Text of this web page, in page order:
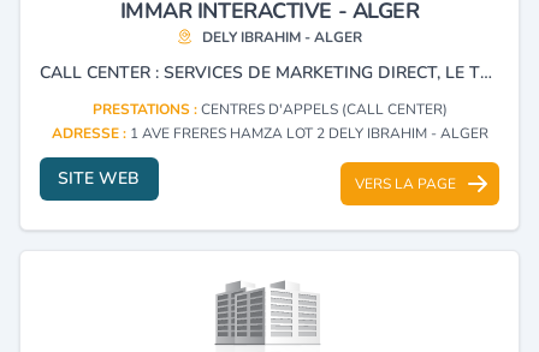
IMMAR INTERACTIVE - ALGER
DELY IBRAHIM - ALGER
CALL CENTER : SERVICES DE MARKETING DIRECT, LE TÉLÉ- RECOUVREMENT, LA GESTION DE LA RELATION CLIENT ET LA TÉLÉVENTE.
PRESTATIONS :CENTRES D'APPELS (CALL CENTER)
ADRESSE : 1 AVE FRERES HAMZA LOT 2 DELY IBRAHIM - ALGER
SITE WEB VERS LA PAGE